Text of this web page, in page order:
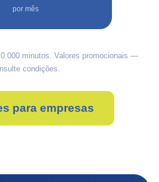
por mês
minutos. Valores promocionais —
condições.
para empresas